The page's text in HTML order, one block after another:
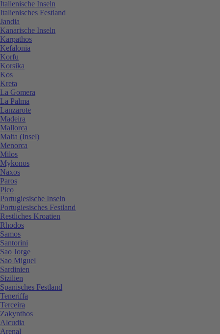
Italienische Inseln
Italienisches Festland
Jandia
Kanarische Inseln
Karpathos
Kefalonia
Korfu
Korsika
Kos
Kreta
La Gomera
La Palma
Lanzarote
Madeira
Mallorca
Malta (Insel)
Menorca
Milos
Mykonos
Naxos
Paros
Pico
Portugiesische Inseln
Portugiesisches Festland
Restliches Kroatien
Rhodos
Samos
Santorini
Sao Jorge
Sao Miguel
Sardinien
Sizilien
Spanisches Festland
Teneriffa
Terceira
Zakynthos
Alcudia
Arenal